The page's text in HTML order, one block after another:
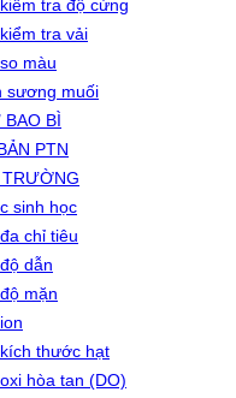
kiểm tra độ cứng
tra vải
màu
sương muối
BÌ
PTN
sinh học
chỉ tiêu
dẫn
mặn
thước hạt
hòa tan (DO)